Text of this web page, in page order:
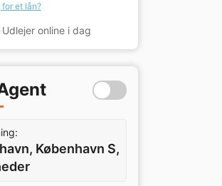
for et lån?
Udlejer online i dag
København S,